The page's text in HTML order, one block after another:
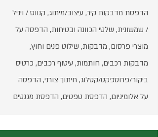
הדפסת מדבקות קיר, עיצוב/מיתוג, קנווס / ויניל
/ שמשונית, שלטי הכוונה ובטיחות, הדפסה על
מוצרי פרסום, מדבקות, שילוט פנים וחוץ,
מדבקות רכבים, חותמות, עיטוף רכבים, כרטיס
ביקור/פרוספקט/קטלוג, חיתוך צורני, הדפסה
על אלומיניום, הדפסת טפטים, הדפסת מגנטים